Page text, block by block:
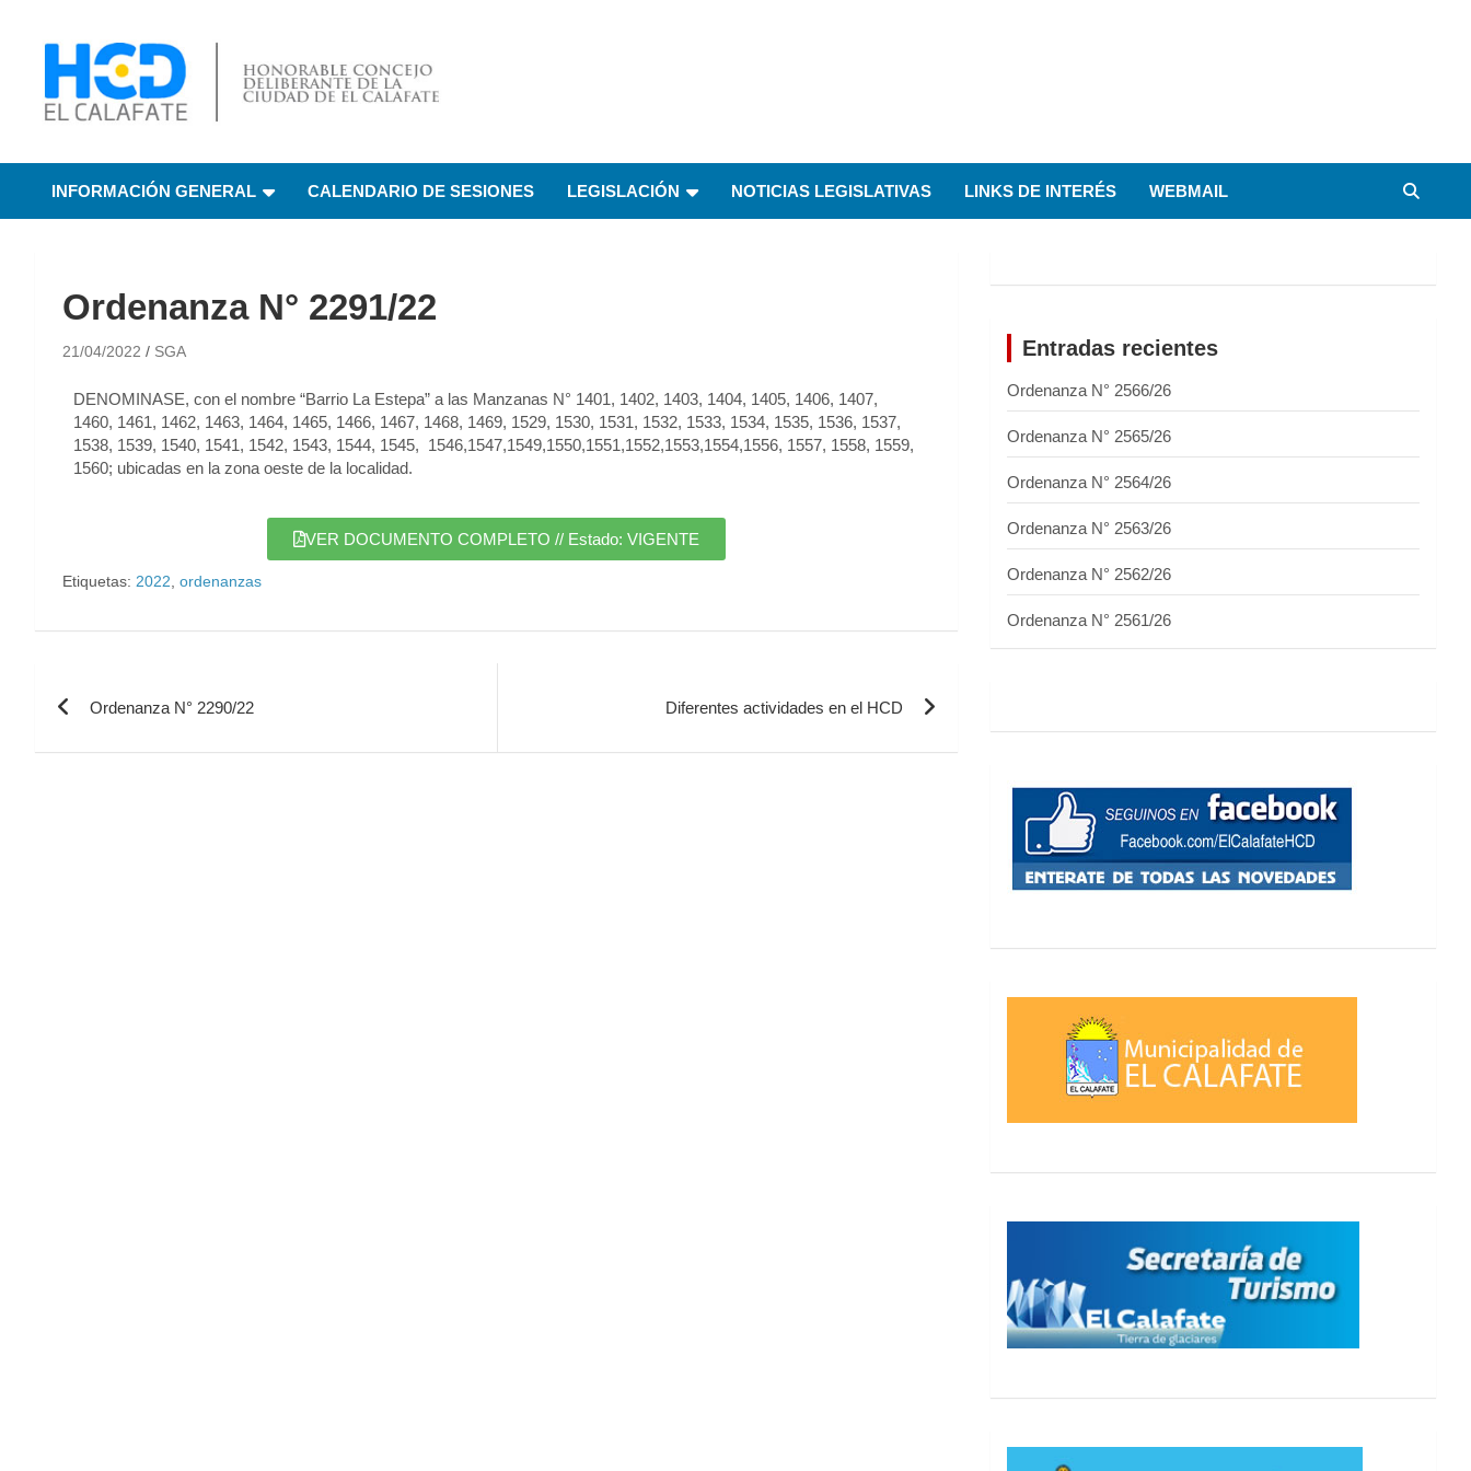
Honorable Concejo
Deliberante de El
INFORMACIÓN GENERAL CALENDARIO DE SESIONES LEGISLACIÓN NOTICIAS LEGISLATIVAS LINKS DE INTERÉS WEBMAIL
Ordenanza N° 2291/22
21/04/2022 SGA
DENOMINASE, con el nombre “Barrio La Estepa” a las Manzanas N° 1401, 1402, 1403, 1404, 1405, 1406, 1407,
1460, 1461, 1462, 1463, 1464, 1465, 1466, 1467, 1468, 1469, 1529, 1530, 1531, 1532, 1533, 1534, 1535, 1536, 1537,
1538, 1539, 1540, 1541, 1542, 1543, 1544, 1545, 1546,1547,1549,1550,1551,1552,1553,1554,1556, 1557, 1558, 1559,
1560; ubicadas en la zona oeste de la localidad.
VER DOCUMENTO COMPLETO // Estado: VIGENTE
Etiquetas: 2022, ordenanzas
Ordenanza N° 2290/22 Diferentes actividades en el HCD
Entradas recientes
Ordenanza N° 2566/26
Ordenanza N° 2565/26
Ordenanza N° 2564/26
Ordenanza N° 2563/26
Ordenanza N° 2562/26
Ordenanza N° 2561/26